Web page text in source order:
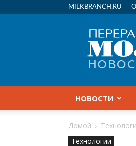
MILKBRANCH.RU
НОВОСТИ
Домой
Технологии